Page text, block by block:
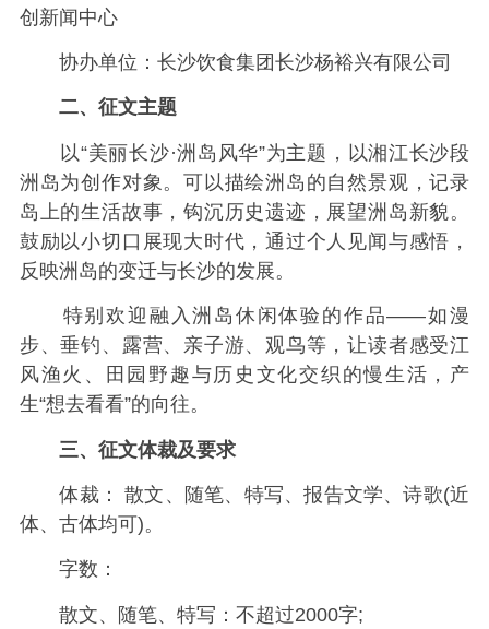
创新闻中心
协办单位：长沙饮食集团长沙杨裕兴有限公司
二、征文主题
以“美丽长沙·洲岛风华”为主题，以湘江长沙段
洲岛为创作对象。可以描绘洲岛的自然景观，记录
岛上的生活故事，钩沉历史遗迹，展望洲岛新貌。
鼓励以小切口展现大时代，通过个人见闻与感悟，
反映洲岛的变迁与长沙的发展。
特别欢迎融入洲岛休闲体验的作品——如漫
步、垂钓、露营、亲子游、观鸟等，让读者感受江
风渔火、田园野趣与历史文化交织的慢生活，产
生“想去看看”的向往。
三、征文体裁及要求
体裁： 散文、随笔、特写、报告文学、诗歌(近
体、古体均可)。
字数：
散文、随笔、特写：不超过2000字;